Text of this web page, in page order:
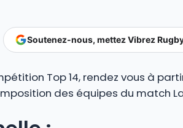
Soutenez-nous, mettez Vibrez
Top 14, rendez vous à
des équipes du match